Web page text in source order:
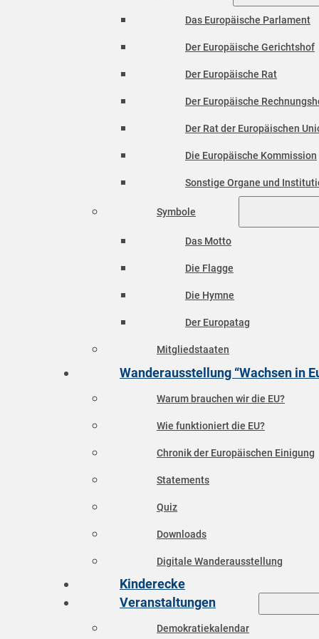
Das Europäische Parlament
Der Europäische Gerichtshof
Der Europäische Rat
Der Europäische
Der Rat der Europäischen
Die Europäische Kommission
Sonstige Organe und
Symbole
Das Motto
Die Flagge
Die Hymne
Der Europatag
Mitgliedstaaten
Wanderausstellung “Wachsen in
Warum brauchen wir die EU?
Wie funktioniert die EU?
Chronik der Europäischen Einigung
Statements
Quiz
Downloads
Digitale Wanderausstellung
Kinderecke
Veranstaltungen
Demokratiekalendar